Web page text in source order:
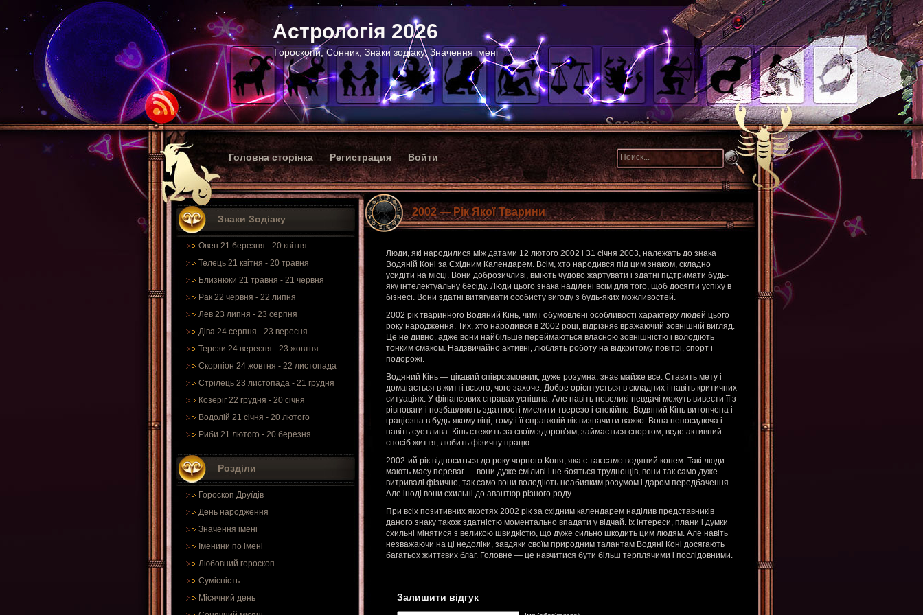
Астрологія 2026
Гороскопи, Сонник, Знаки зодіаку, Значення імені
Головна сторінка Регистрация Войти
Знаки Зодіаку
Овен 21 березня - 20 квітня
Телець 21 квітня - 20 травня
Близнюки 21 травня - 21 червня
Рак 22 червня - 22 липня
Лев 23 липня - 23 серпня
Діва 24 серпня - 23 вересня
Терези 24 вересня - 23 жовтня
Скорпіон 24 жовтня - 22 листопада
Стрілець 23 листопада - 21 грудня
Козеріг 22 грудня - 20 січня
Водолій 21 січня - 20 лютого
Риби 21 лютого - 20 березня
Розділи
Гороскоп Друїдів
День народження
Значення імені
Іменини по імені
Любовний гороскоп
Сумісність
Місячний день
2002 — Рік Якої Тварини
Люди, які народилися між датами 12 лютого 2002 і 31 січня 2003, належать до знака
Водяній Коні за Східним Календарем. Всім, хто народився під цим знаком, складно
усидіти на місці. Вони доброзичливі, вміють чудово жартувати і здатні підтримати будь-
яку інтелектуальну бесіду. Люди цього знака наділені всім для того, щоб досягти успіху в
бізнесі. Вони здатні витягувати особисту вигоду з будь-яких можливостей.
2002 рік тваринного Водяний Кінь, чим і обумовлені особливості характеру людей цього
року народження. Тих, хто народився в 2002 році, відрізняє вражаючий зовнішній вигляд.
Це не дивно, адже вони найбільше переймаються власною зовнішністю і володіють
тонким смаком. Надзвичайно активні, люблять роботу на відкритому повітрі, спорт і
подорожі.
Водяний Кінь — цікавий співрозмовник, дуже розумна, знає майже все. Ставить мету і
домагається в житті всього, чого захоче. Добре орієнтується в складних і навіть критичних
ситуаціях. У фінансових справах успішна. Але навіть невеликі невдачі можуть вивести її з
рівноваги і позбавляють здатності мислити тверезо і спокійно. Водяний Кінь витончена і
граціозна в будь-якому віці, тому і її справжній вік визначити важко. Вона непосидюча і
навіть суетлива. Кінь стежить за своїм здоров’ям, займається спортом, веде активний
спосіб життя, любить фізичну працю.
2002-ий рік відноситься до року чорного Коня, яка є так само водяний конем. Такі люди
мають масу переваг — вони дуже сміливі і не бояться труднощів, вони так само дуже
витривалі фізично, так само вони володіють неабияким розумом і даром передбачення.
Але іноді вони схильні до авантюр різного роду.
При всіх позитивних якостях 2002 рік за східним календарем наділив представників
даного знаку також здатністю моментально впадати у відчай. Їх інтереси, плани і думки
схильні мінятися з великою швидкістю, що дуже сильно шкодить цим людям. Але навіть
незважаючи на ці недоліки, завдяки своїм природним талантам Водяні Коні досягають
багатьох життєвих благ. Головне — це навчитися бути більш терплячими і послідовними.
Залишити відгук